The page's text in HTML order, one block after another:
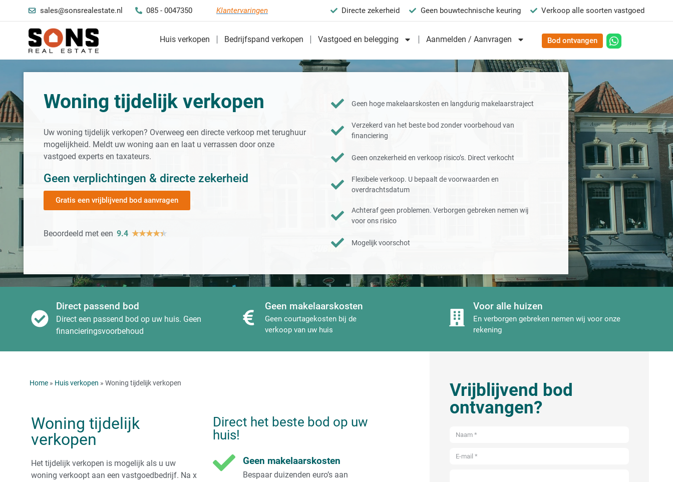
sales@sonsrealestate.nl 085 - 0047350 Klantervaringen Directe zekerheid Geen bouwtechnische keuring Verkoop alle soorten vastgoed
Huis verkopen Bedrijfspand verkopen Vastgoed en belegging Aanmelden / Aanvragen Bod ontvangen
Woning tijdelijk verkopen
Uw woning tijdelijk verkopen? Overweeg een directe verkoop met terughuur
mogelijkheid. Meldt uw woning aan en laat u verrassen door onze
vastgoed experts en taxateurs.
Geen verplichtingen & directe zekerheid
Gratis een vrijblijvend bod aanvragen
Beoordeeld met een 9.4 ★★★★★
Geen hoge makelaarskosten en langdurig makelaarstraject
Verzekerd van het beste bod zonder voorbehoud van
financiering
Geen onzekerheid en verkoop risico’s. Direct verkocht
Flexibele verkoop. U bepaalt de voorwaarden en
overdrachtsdatum
Achteraf geen problemen. Verborgen gebreken nemen wij
voor ons risico
Mogelijk voorschot
Direct passend bod
Direct een passend bod op uw huis. Geen
financieringsvoorbehoud
Geen makelaarskosten
Geen courtagekosten bij de
verkoop van uw huis
Voor alle huizen
En verborgen gebreken nemen wij voor onze
rekening
Home » Huis verkopen » Woning tijdelijk verkopen
Woning tijdelijk
verkopen
Het tijdelijk verkopen is mogelijk als u uw
woning verkoopt aan een vastgoedbedrijf. Na x
Direct het beste bod op uw
huis!
Geen makelaarskosten
Bespaar duizenden euro’s aan
Vrijblijvend bod
ontvangen?